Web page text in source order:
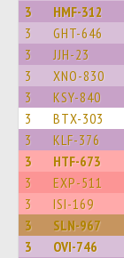
3 HMF-312
3 GHT-646
3 JJH-23
3 XNO-830
3 KSY-840
3 BTX-303
3 KLF-376
3 HTF-673
3 EXP-511
3 ISI-169
3 SLN-967
3 OVI-746